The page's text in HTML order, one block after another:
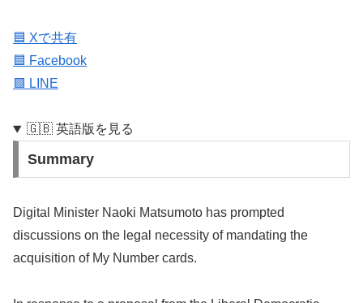
🟦 Xで共有
🟦 Facebook
🟩 LINE
🇬🇧 英語版を見る
Summary
Digital Minister Naoki Matsumoto has prompted
discussions on the legal necessity of mandating the
acquisition of My Number cards.